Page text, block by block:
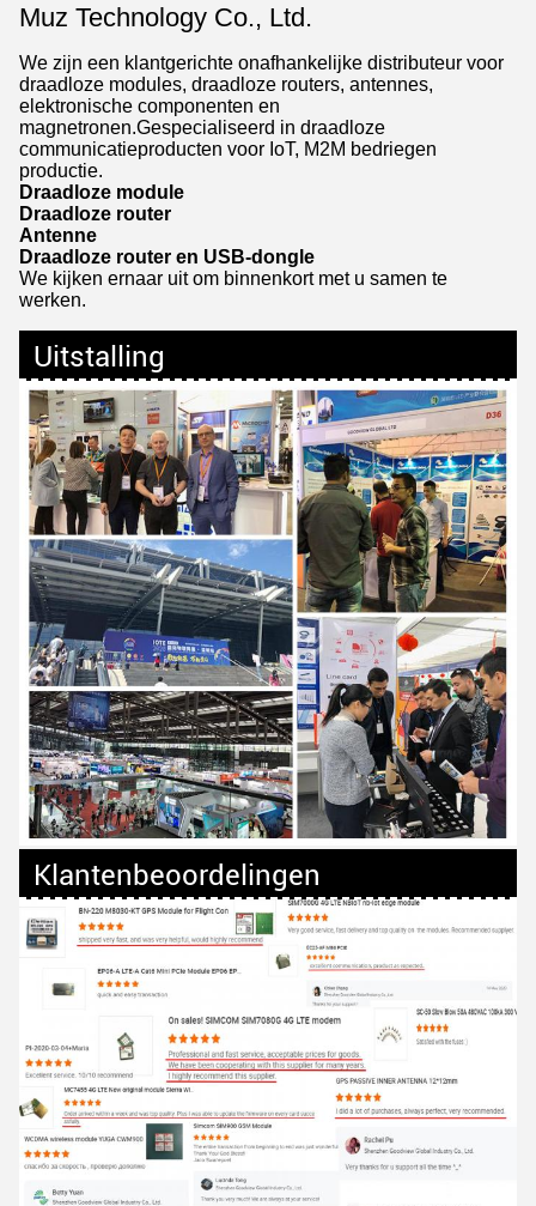
Muz Technology Co., Ltd.
We zijn een klantgerichte onafhankelijke distributeur voor
draadloze modules, draadloze routers, antennes,
elektronische componenten en
magnetronen.Gespecialiseerd in draadloze
communicatieproducten voor IoT, M2M bedriegen
productie.
Draadloze module
Draadloze router
Antenne
Draadloze router en USB-dongle
We kijken ernaar uit om binnenkort met u samen te
werken.
Uitstalling
Klantenbeoordelingen